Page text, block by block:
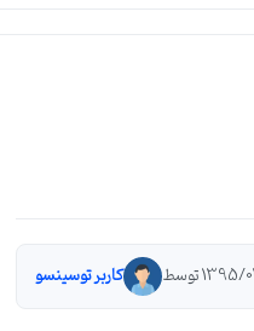
کاربر توسینسو